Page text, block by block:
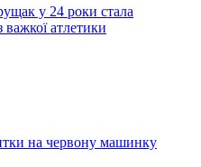
у 24 роки стала
атлетики
на червону машинку